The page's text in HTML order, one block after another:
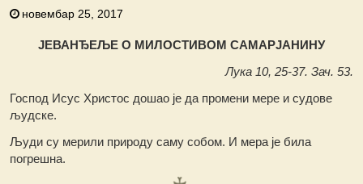
новембар 25, 2017
ЈЕВАНЂЕЉЕ О МИЛОСТИВОМ САМАРЈАНИНУ
Лука 10, 25-37. Зач. 53.
Господ Исус Христос дошао је да промени мере и судове
људске.
Људи су мерили природу саму собом. И мера је била
погрешна.